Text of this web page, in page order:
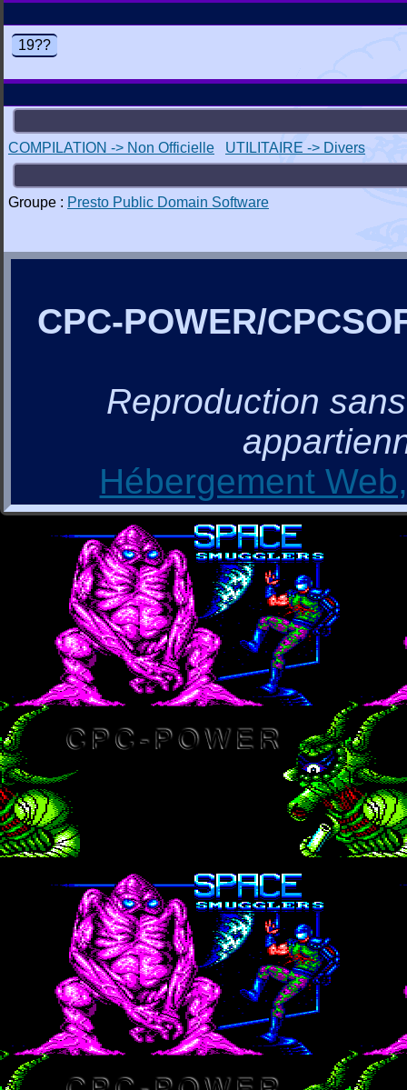
19??
COMPILATION -> Non Officielle UTILITAIRE -> Divers
Groupe : Presto Public Domain Software
CPC-POWER/
Reproduction
Hébergement